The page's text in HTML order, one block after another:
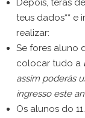
Depois, terás
teus dados** e
realizar:
Se fores aluno
colocar tudo a
assim poderás
ingresso este
Os alunos do